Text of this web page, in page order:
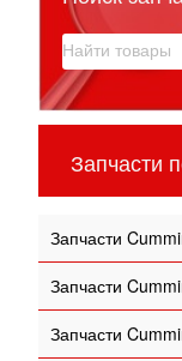
Запчасти
Запчасти
Запчасти
Запчасти